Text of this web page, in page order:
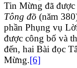
Tin Mừng đã
Tông đồ (năm
phần Phụng vụ
được công bố và
đến, hai Bài đọc
Mừng.[6]